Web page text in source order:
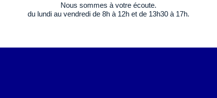
Nous sommes à votre écoute.
du lundi au vendredi de 8h à 12h et de 13h30 à 17h.